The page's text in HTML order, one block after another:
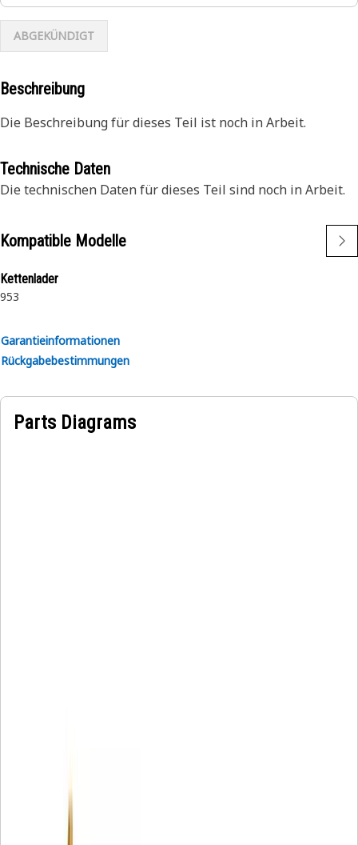
ABGEKÜNDIGT
Beschreibung
Die Beschreibung für dieses Teil ist noch in Arbeit.
Technische Daten
Die technischen Daten für dieses Teil sind noch in Arbeit.
Kompatible Modelle
Kettenlader
953
Garantieinformationen
Rückgabebestimmungen
Parts Diagrams